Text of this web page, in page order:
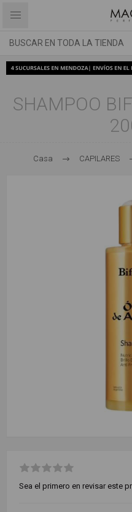
SHAMPOO
Casa CAPILARES
Sea el primero en revisar este